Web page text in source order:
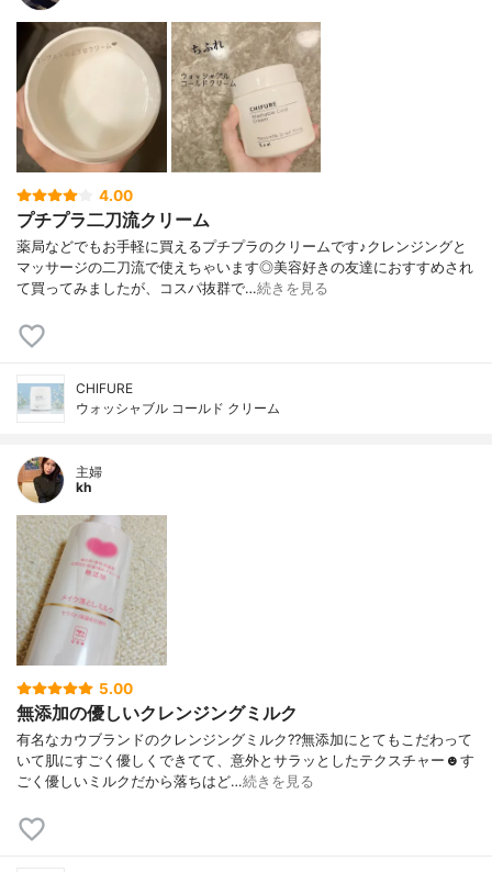
4.00
プチプラ二刀流クリーム
薬局などでもお手軽に買えるプチプラのクリームです♪クレンジングと
マッサージの二刀流で使えちゃいます◎美容好きの友達におすすめされ
て買ってみましたが、コスパ抜群で…続きを見る
CHIFURE
ウォッシャブル コールド クリーム
主婦
kh
5.00
無添加の優しいクレンジングミルク
有名なカウブランドのクレンジングミルク??無添加にとてもこだわって
いて肌にすごく優しくできてて、意外とサラッとしたテクスチャー☻す
ごく優しいミルクだから落ちはど…続きを見る